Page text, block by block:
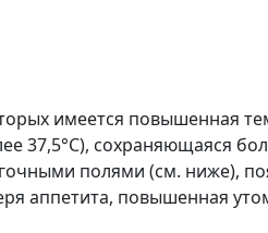
имеется повышенная
37,5°С), сохраняющаяся
полями (см. ниже),
аппетита, повышенная